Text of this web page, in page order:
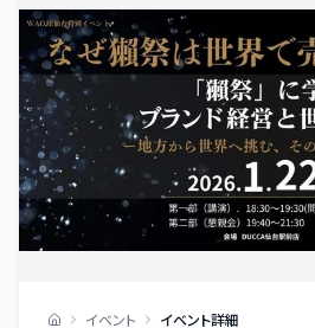
イベント イベント詳細